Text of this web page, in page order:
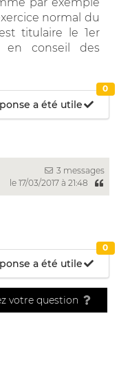
normal du
titulaire le 1er
en conseil des
a été utile
0
3 messages
le 17/03/2017 à 21:48
a été utile
0
votre question